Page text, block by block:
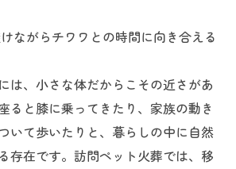
ながらチワワとの時間に向き合える
は、小さな体だからこその近さがあ
ると膝に乗ってきたり、家族の動き
いて歩いたりと、暮らしの中に自然
存在です。訪問ペット火葬では、移